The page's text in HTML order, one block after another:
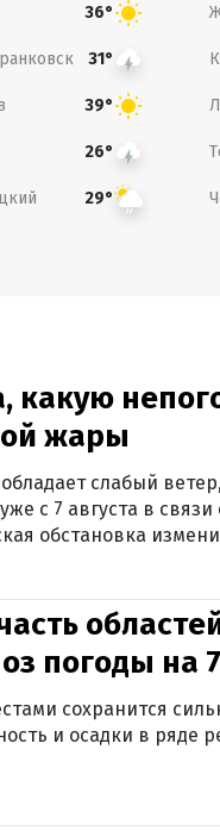
36°
31°
39°
26°
29°
какую
жары
слабый
с 7 августа в
обстановка
погоды на 7
сохранится
и осадки в ряде